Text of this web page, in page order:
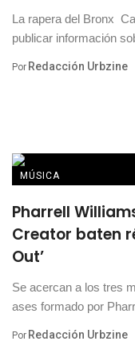
La rapera del Bronx
publicar información
Por Redacción Urbzine
MÚSICA
Pharrell
Creator baten
Out’
Se acercan a los tres
ases formado por
Por Redacción Urbzine